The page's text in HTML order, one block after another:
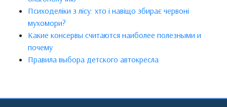
Психоделіки з лісу: хто і навіщо збирає червоні
мухомори?
Какие консервы считаются наиболее полезными и
почему
Правила выбора детского автокресла